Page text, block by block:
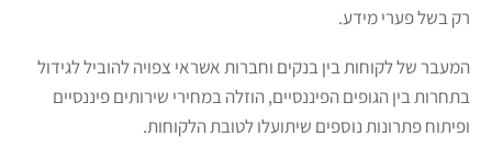
רק בשל פערי מידע.
המעבר של לקוחות בין בנקים וחברות אשראי צפויה להוביל לגידול
בתחרות בין הגופים הפיננסיים, הוזלה במחירי שירותים פיננסיים
ופיתוח פתרונות נוספים שיתועלו לטובת הלקוחות.